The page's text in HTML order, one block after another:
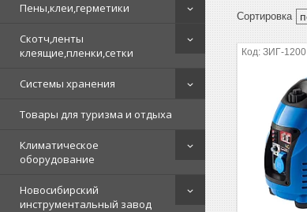
Пены,клеи,герметики
Скотч,ленты
клеящие,пленки,сетки
Системы хранения
Товары для туризма и отдыха
Климатическое
оборудование
Новосибирский
инструментальный завод
ЗИГ-1200